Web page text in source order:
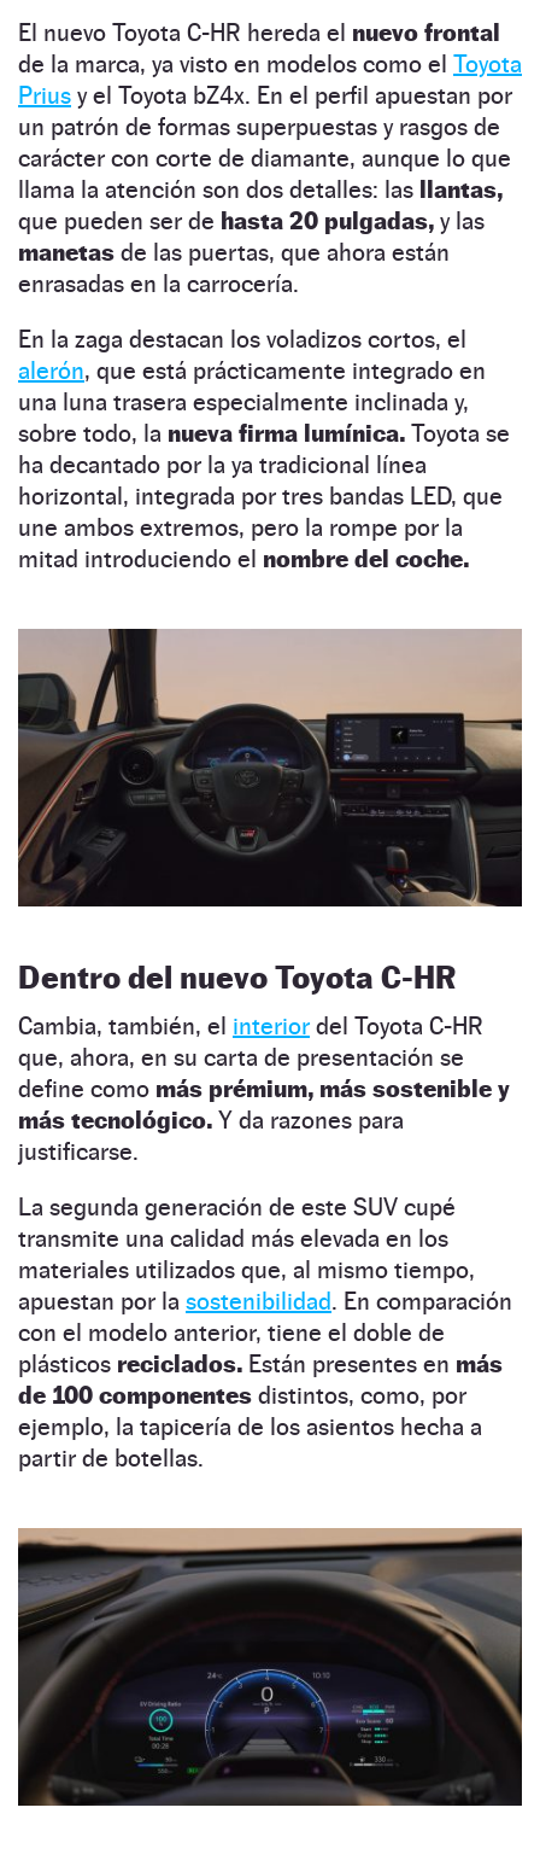
El nuevo Toyota C-HR hereda el nuevo frontal
de la marca, ya visto en modelos como el Toyota
Prius y el Toyota bZ4x. En el perfil apuestan por
un patrón de formas superpuestas y rasgos de
carácter con corte de diamante, aunque lo que
llama la atención son dos detalles: las llantas,
que pueden ser de hasta 20 pulgadas, y las
manetas de las puertas, que ahora están
enrasadas en la carrocería.
En la zaga destacan los voladizos cortos, el
alerón, que está prácticamente integrado en
una luna trasera especialmente inclinada y,
sobre todo, la nueva firma lumínica. Toyota se
ha decantado por la ya tradicional línea
horizontal, integrada por tres bandas LED, que
une ambos extremos, pero la rompe por la
mitad introduciendo el nombre del coche.
Dentro del nuevo Toyota C-HR
Cambia, también, el interior del Toyota C-HR
que, ahora, en su carta de presentación se
define como más prémium, más sostenible y
más tecnológico. Y da razones para
justificarse.
La segunda generación de este SUV cupé
transmite una calidad más elevada en los
materiales utilizados que, al mismo tiempo,
apuestan por la sostenibilidad. En comparación
con el modelo anterior, tiene el doble de
plásticos reciclados. Están presentes en más
de 100 componentes distintos, como, por
ejemplo, la tapicería de los asientos hecha a
partir de botellas.